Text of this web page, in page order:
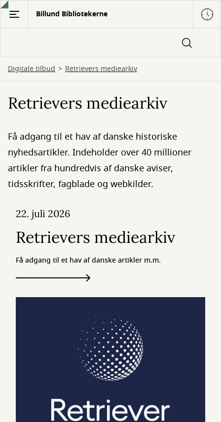
Gå
hovedindhold
Billund Bibliotekerne
Digitale tilbud Retrievers mediearkiv
Retrievers mediearkiv
Få adgang til et hav af danske historiske
nyhedsartikler. Indeholder over 40 millioner
artikler fra hundredvis af danske aviser,
tidsskrifter, fagblade og webkilder.
22. juli 2026
Retrievers mediearkiv
Få adgang til et hav af danske artikler m.m.